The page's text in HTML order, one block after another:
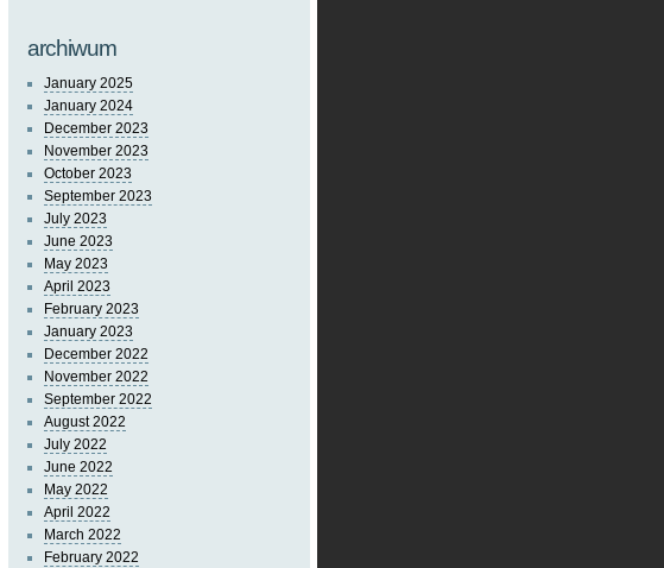
archiwum
January 2025
January 2024
December 2023
November 2023
October 2023
September 2023
July 2023
June 2023
May 2023
April 2023
February 2023
January 2023
December 2022
November 2022
September 2022
August 2022
July 2022
June 2022
May 2022
April 2022
March 2022
February 2022